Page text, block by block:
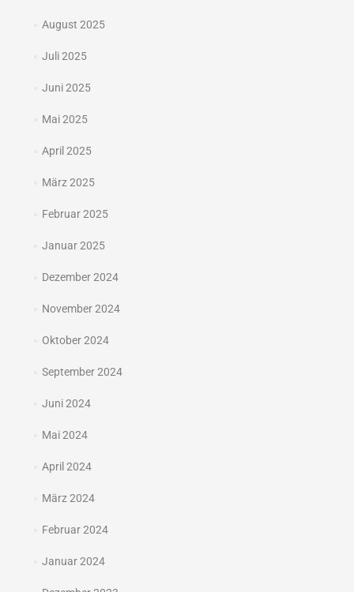
August 2025
Juli 2025
Juni 2025
Mai 2025
April 2025
März 2025
Februar 2025
Januar 2025
Dezember 2024
November 2024
Oktober 2024
September 2024
Juni 2024
Mai 2024
April 2024
März 2024
Februar 2024
Januar 2024